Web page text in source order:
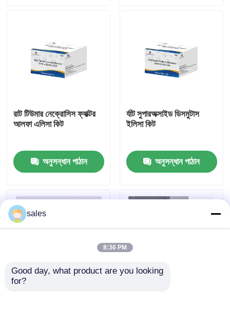
আমাদের সম্পর্কে
কারখানা ভ্রমণ
আমাদের সাথে যোগাযোগ করুন
খবর
VR Show
রাট টিউমার নেক্রোসিস ফ্যাক্টর
আলফা এলিসা কিট
অনুসন্ধান পাঠান
র্যাট সুপারঅক্সাইড ডিসমুটাস
ইলিসা কিট
অনুসন্ধান পাঠান
sales
8:36 PM
Good day, what product are you looking
for?